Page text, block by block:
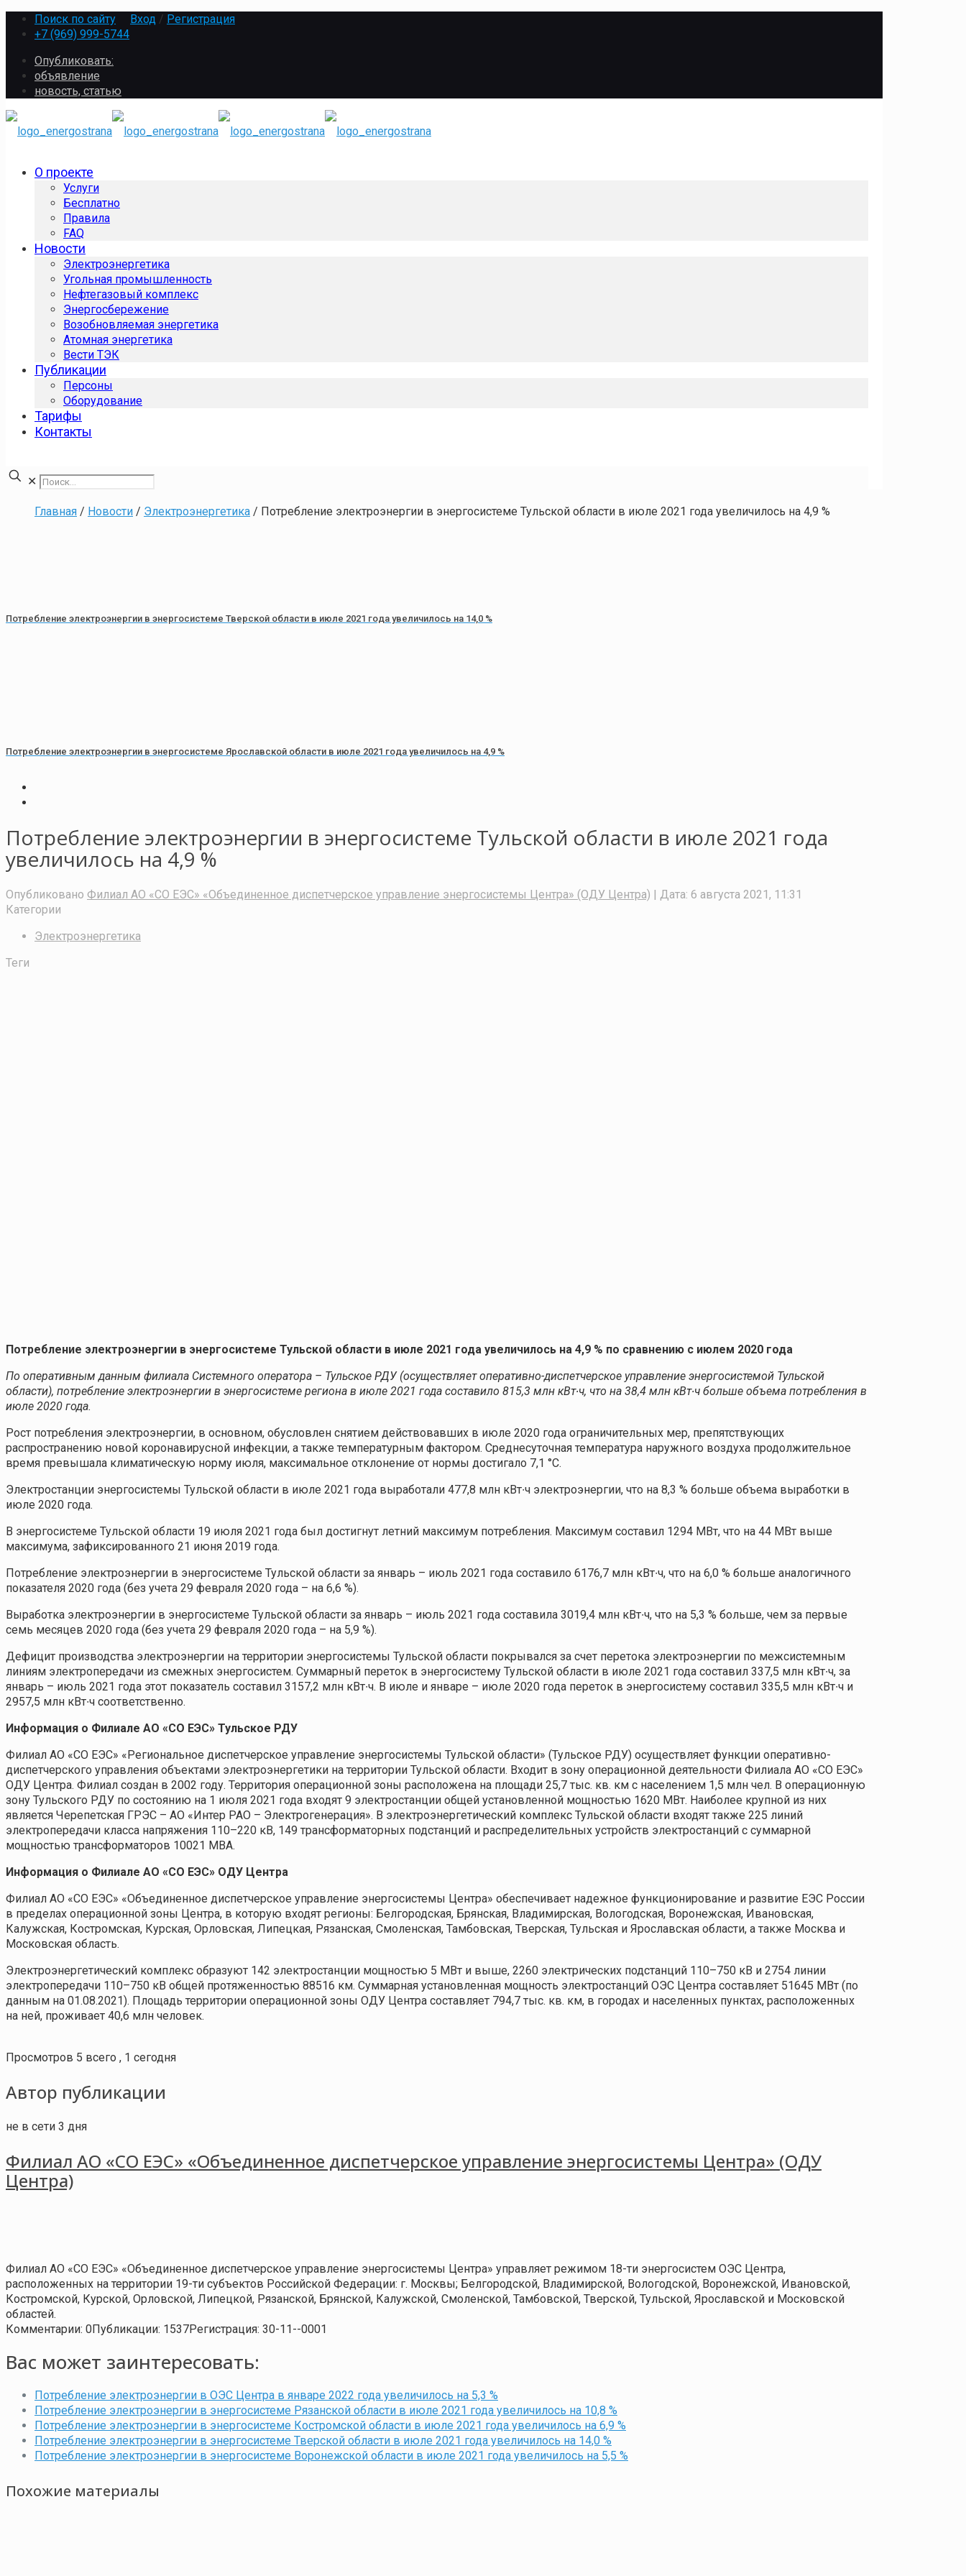
Поиск по сайту Вход / Регистрация
+7 (969) 999-5744
Опубликовать:
объявление
новость, статью
О проекте
Услуги
Бесплатно
Правила
FAQ
Новости
Электроэнергетика
Угольная промышленность
Нефтегазовый комплекс
Энергосбережение
Возобновляемая энергетика
Атомная энергетика
Вести ТЭК
Публикации
Персоны
Оборудование
Тарифы
Контакты
✕
Главная / Новости / Электроэнергетика / Потребление электроэнергии в энергосистеме Тульской области в июле 2021 года увеличилось на 4,9 %
Потребление электроэнергии в энергосистеме Тверской области в июле 2021 года увеличилось на 14,0 %
Потребление электроэнергии в энергосистеме Ярославской области в июле 2021 года увеличилось на 4,9 %
Потребление электроэнергии в энергосистеме Тульской области в июле 2021 года
увеличилось на 4,9 %
Опубликовано Филиал АО «СО ЕЭС» «Объединенное диспетчерское управление энергосистемы Центра» (ОДУ Центра) | Дата: 6 августа 2021, 11:31
Категории
Электроэнергетика
Теги
Потребление электроэнергии в энергосистеме Тульской области в июле 2021 года увеличилось на 4,9 % по сравнению с июлем 2020 года
По оперативным данным филиала Системного оператора – Тульское РДУ (осуществляет оперативно-диспетчерское управление энергосистемой Тульской
области), потребление электроэнергии в энергосистеме региона в июле 2021 года составило 815,3 млн кВт∙ч, что на 38,4 млн кВт∙ч больше объема потребления в
июле 2020 года.
Рост потребления электроэнергии, в основном, обусловлен снятием действовавших в июле 2020 года ограничительных мер, препятствующих
распространению новой коронавирусной инфекции, а также температурным фактором. Среднесуточная температура наружного воздуха продолжительное
время превышала климатическую норму июля, максимальное отклонение от нормы достигало 7,1 °С.
Электростанции энергосистемы Тульской области в июле 2021 года выработали 477,8 млн кВт∙ч электроэнергии, что на 8,3 % больше объема выработки в
июле 2020 года.
В энергосистеме Тульской области 19 июля 2021 года был достигнут летний максимум потребления. Максимум составил 1294 МВт, что на 44 МВт выше
максимума, зафиксированного 21 июня 2019 года.
Потребление электроэнергии в энергосистеме Тульской области за январь – июль 2021 года составило 6176,7 млн кВт∙ч, что на 6,0 % больше аналогичного
показателя 2020 года (без учета 29 февраля 2020 года – на 6,6 %).
Выработка электроэнергии в энергосистеме Тульской области за январь – июль 2021 года составила 3019,4 млн кВт∙ч, что на 5,3 % больше, чем за первые
семь месяцев 2020 года (без учета 29 февраля 2020 года – на 5,9 %).
Дефицит производства электроэнергии на территории энергосистемы Тульской области покрывался за счет перетока электроэнергии по межсистемным
линиям электропередачи из смежных энергосистем. Суммарный переток в энергосистему Тульской области в июле 2021 года составил 337,5 млн кВт∙ч, за
январь – июль 2021 года этот показатель составил 3157,2 млн кВт∙ч. В июле и январе – июле 2020 года переток в энергосистему составил 335,5 млн кВт∙ч и
2957,5 млн кВт∙ч соответственно.
Информация о Филиале АО «СО ЕЭС» Тульское РДУ
Филиал АО «СО ЕЭС» «Региональное диспетчерское управление энергосистемы Тульской области» (Тульское РДУ) осуществляет функции оперативно-
диспетчерского управления объектами электроэнергетики на территории Тульской области. Входит в зону операционной деятельности Филиала АО «СО ЕЭС»
ОДУ Центра. Филиал создан в 2002 году. Территория операционной зоны расположена на площади 25,7 тыс. кв. км с населением 1,5 млн чел. В операционную
зону Тульского РДУ по состоянию на 1 июля 2021 года входят 9 электростанции общей установленной мощностью 1620 МВт. Наиболее крупной из них
является Черепетская ГРЭС – АО «Интер РАО – Электрогенерация». В электроэнергетический комплекс Тульской области входят также 225 линий
электропередачи класса напряжения 110–220 кВ, 149 трансформаторных подстанций и распределительных устройств электростанций с суммарной
мощностью трансформаторов 10021 МВА.
Информация о Филиале АО «СО ЕЭС» ОДУ Центра
Филиал АО «СО ЕЭС» «Объединенное диспетчерское управление энергосистемы Центра» обеспечивает надежное функционирование и развитие ЕЭС России
в пределах операционной зоны Центра, в которую входят регионы: Белгородская, Брянская, Владимирская, Вологодская, Воронежская, Ивановская,
Калужская, Костромская, Курская, Орловская, Липецкая, Рязанская, Смоленская, Тамбовская, Тверская, Тульская и Ярославская области, а также Москва и
Московская область.
Электроэнергетический комплекс образуют 142 электростанции мощностью 5 МВт и выше, 2260 электрических подстанций 110–750 кВ и 2754 линии
электропередачи 110–750 кВ общей протяженностью 88516 км. Суммарная установленная мощность электростанций ОЭС Центра составляет 51645 МВт (по
данным на 01.08.2021). Площадь территории операционной зоны ОДУ Центра составляет 794,7 тыс. кв. км, в городах и населенных пунктах, расположенных
на ней, проживает 40,6 млн человек.
Просмотров 5 всего , 1 сегодня
Автор публикации
не в сети 3 дня
Филиал АО «СО ЕЭС» «Объединенное диспетчерское управление энергосистемы Центра» (ОДУ
Центра)
Филиал АО «СО ЕЭС» «Объединенное диспетчерское управление энергосистемы Центра» управляет режимом 18-ти энергосистем ОЭС Центра,
расположенных на территории 19-ти субъектов Российской Федерации: г. Москвы; Белгородской, Владимирской, Вологодской, Воронежской, Ивановской,
Костромской, Курской, Орловской, Липецкой, Рязанской, Брянской, Калужской, Смоленской, Тамбовской, Тверской, Тульской, Ярославской и Московской
областей.
Комментарии: 0Публикации: 1537Регистрация: 30-11--0001
Вас может заинтересовать:
Потребление электроэнергии в ОЭС Центра в январе 2022 года увеличилось на 5,3 %
Потребление электроэнергии в энергосистеме Рязанской области в июле 2021 года увеличилось на 10,8 %
Потребление электроэнергии в энергосистеме Костромской области в июле 2021 года увеличилось на 6,9 %
Потребление электроэнергии в энергосистеме Тверской области в июле 2021 года увеличилось на 14,0 %
Потребление электроэнергии в энергосистеме Воронежской области в июле 2021 года увеличилось на 5,5 %
Похожие материалы